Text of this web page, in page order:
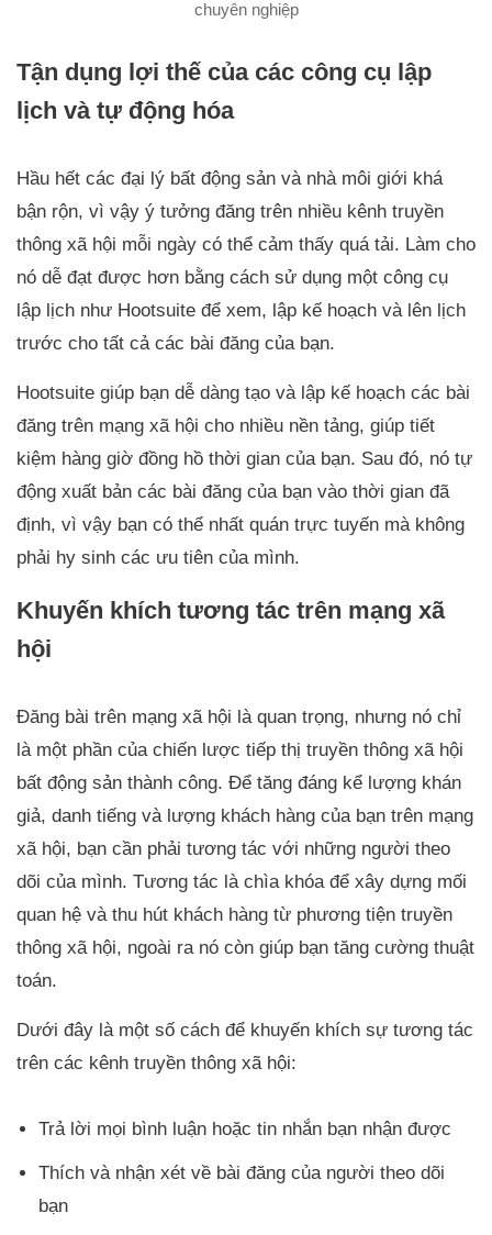
chuyên nghiệp
Tận dụng lợi thế của các công cụ lập
lịch và tự động hóa
Hầu hết các đại lý bất động sản và nhà môi giới khá
bận rộn, vì vậy ý tưởng đăng trên nhiều kênh truyền
thông xã hội mỗi ngày có thể cảm thấy quá tải. Làm cho
nó dễ đạt được hơn bằng cách sử dụng một công cụ
lập lịch như Hootsuite để xem, lập kế hoạch và lên lịch
trước cho tất cả các bài đăng của bạn.
Hootsuite giúp bạn dễ dàng tạo và lập kế hoạch các bài
đăng trên mạng xã hội cho nhiều nền tảng, giúp tiết
kiệm hàng giờ đồng hồ thời gian của bạn. Sau đó, nó tự
động xuất bản các bài đăng của bạn vào thời gian đã
định, vì vậy bạn có thể nhất quán trực tuyến mà không
phải hy sinh các ưu tiên của mình.
Khuyến khích tương tác trên mạng xã
hội
Đăng bài trên mạng xã hội là quan trọng, nhưng nó chỉ
là một phần của chiến lược tiếp thị truyền thông xã hội
bất động sản thành công. Để tăng đáng kể lượng khán
giả, danh tiếng và lượng khách hàng của bạn trên mạng
xã hội, bạn cần phải tương tác với những người theo
dõi của mình. Tương tác là chìa khóa để xây dựng mối
quan hệ và thu hút khách hàng từ phương tiện truyền
thông xã hội, ngoài ra nó còn giúp bạn tăng cường thuật
toán.
Dưới đây là một số cách để khuyến khích sự tương tác
trên các kênh truyền thông xã hội:
Trả lời mọi bình luận hoặc tin nhắn bạn nhận được
Thích và nhận xét về bài đăng của người theo dõi
bạn